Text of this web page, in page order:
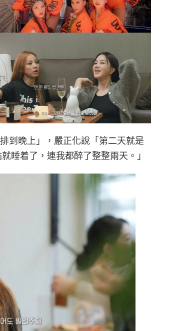
到晚上」，嚴正化說「第二天就是
睡着了，連我都醉了整整兩天。」